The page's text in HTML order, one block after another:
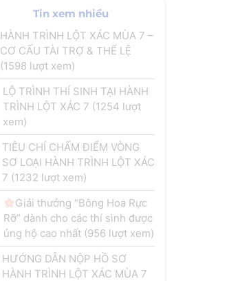
Tin xem nhiều
HÀNH TRÌNH LỘT XÁC MÙA 7 –
CƠ CẤU TÀI TRỢ & THỂ LỆ
(1598 lượt xem)
LỘ TRÌNH THÍ SINH TẠI HÀNH
TRÌNH LỘT XÁC 7 (1254 lượt
xem)
TIÊU CHÍ CHẤM ĐIỂM VÒNG
SƠ LOẠI HÀNH TRÌNH LỘT XÁC
7 (1232 lượt xem)
Giải thưởng “Bông Hoa Rực
Rỡ” dành cho các thí sinh được
ủng hộ cao nhất (956 lượt xem)
HƯỚNG DẪN NỘP HỒ SƠ
HÀNH TRÌNH LỘT XÁC MÙA 7